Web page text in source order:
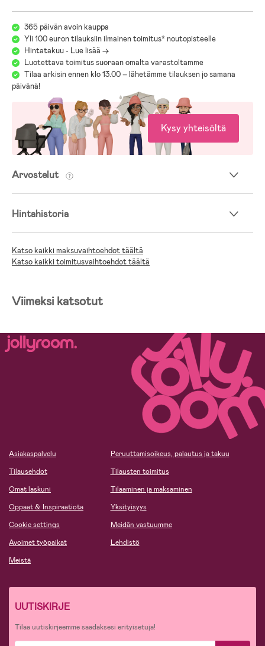
365 päivän avoin kauppa
Yli 100 euron tilauksiin ilmainen toimitus* noutopisteelle
Hintatakuu - Lue lisää ->
Luotettava toimitus suoraan omalta varastoltamme
Tilaa arkisin ennen klo 13.00 – lähetämme tilauksen jo samana
päivänä!
Kysy yhteisöltä
Arvostelut
Hintahistoria
Katso kaikki maksuvaihtoehdot täältä
Katso kaikki toimitusvaihtoehdot täältä
Viimeksi katsotut
Asiakaspalvelu
Tilausehdot
Omat laskuni
Oppaat & Inspiraatiota
Cookie settings
Avoimet työpaikat
Meistä
Peruuttamisoikeus, palautus ja takuu
Tilausten toimitus
Tilaaminen ja maksaminen
Yksityisyys
Meidän vastuumme
Lehdistö
UUTISKIRJE
Tilaa uutiskirjeemme saadaksesi erityisetuja!